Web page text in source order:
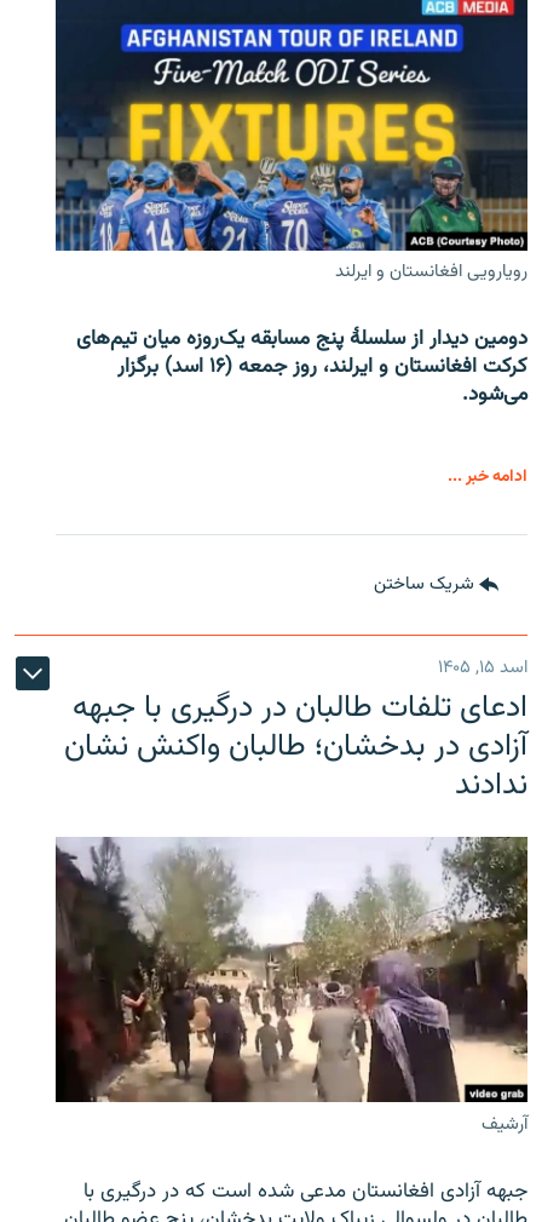
رویارویی افغانستان و ایرلند
دومین دیدار از سلسلۀ پنج مسابقه یک‌روزه میان تیم‌های
کرکت افغانستان و ایرلند، روز جمعه (۱۶ اسد) برگزار
می‌شود.
ادامه خبر ...
شریک ساختن
اسد ۱۵, ۱۴۰۵
ادعای تلفات طالبان در درگیری با جبهه
آزادی در بدخشان؛ طالبان واکنش نشان
ندادند
آرشیف
جبهه آزادی افغانستان مدعی شده است که در درگیری با